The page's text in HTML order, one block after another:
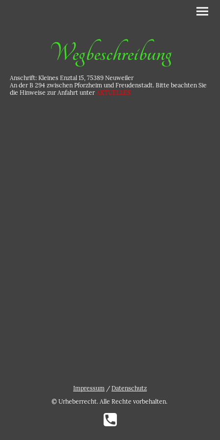
Wegbeschreibung
Anschrift: Kleines Enztal 15, 75389 Neuweiler
An der B 294 zwischen Pforzheim und Freudenstadt. Bitte beachten Sie
die Hinweise zur Anfahrt unter AKTUELLES
Impressum / Datenschutz
© Urheberrecht. Alle Rechte vorbehalten.